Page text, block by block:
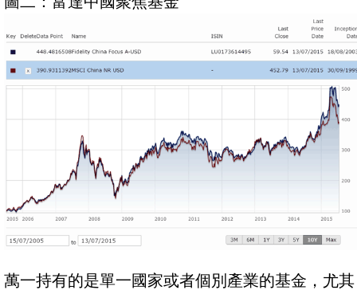
萬一持有的是單一國家或者個別產業的基金，尤其